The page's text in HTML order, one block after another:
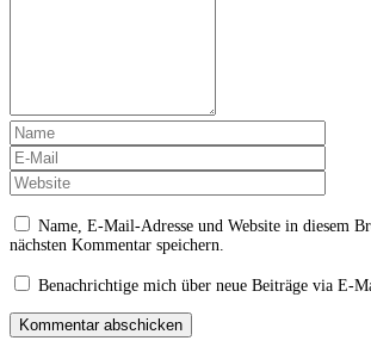
Name, E-Mail-Adresse und Website in diesem
nächsten Kommentar speichern.
Benachrichtige mich über neue Beiträge via E-
Kommentar abschicken